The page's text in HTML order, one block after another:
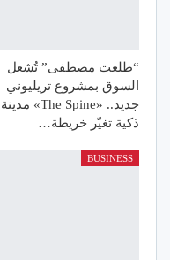
“طلعت مصطفى” تُشعل
السوق بمشروع تريليوني
جديد.. «The Spine» مدينة
ذكية تغيّر خريطة…
BUSINESS